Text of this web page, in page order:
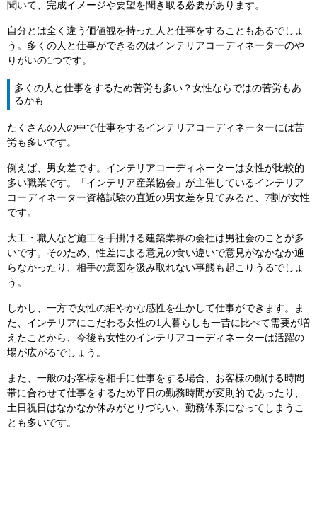
聞いて、完成イメージや要望を聞き取る必要があります。
自分とは全く違う価値観を持った人と仕事をすることもあるでしょ
う。多くの人と仕事ができるのはインテリアコーディネーターのや
りがいの1つです。
多くの人と仕事をするため苦労も多い？女性ならではの苦労もあ
るかも
たくさんの人の中で仕事をするインテリアコーディネーターには苦
労も多いです。
例えば、男女差です。インテリアコーディネーターは女性が比較的
多い職業です。「インテリア産業協会」が主催しているインテリア
コーディネーター資格試験の直近の男女差を見てみると、7割が女性
です。
大工・職人など施工を手掛ける建築業界の会社は男社会のことが多
いです。そのため、性差による意見の食い違いで意見がなかなか通
らなかったり、相手の意図を汲み取れない事態も起こりうるでしょ
う。
しかし、一方で女性の細やかな感性を生かして仕事ができます。ま
た、インテリアにこだわる女性の1人暮らしも一昔に比べて需要が増
えたことから、今後も女性のインテリアコーディネーターは活躍の
場が広がるでしょう。
また、一般のお客様を相手に仕事をする場合、お客様の動ける時間
帯に合わせて仕事をするため平日の勤務時間が変則的であったり、
土日祝日はなかなか休みがとりづらい、勤務体系になってしまうこ
とも多いです。